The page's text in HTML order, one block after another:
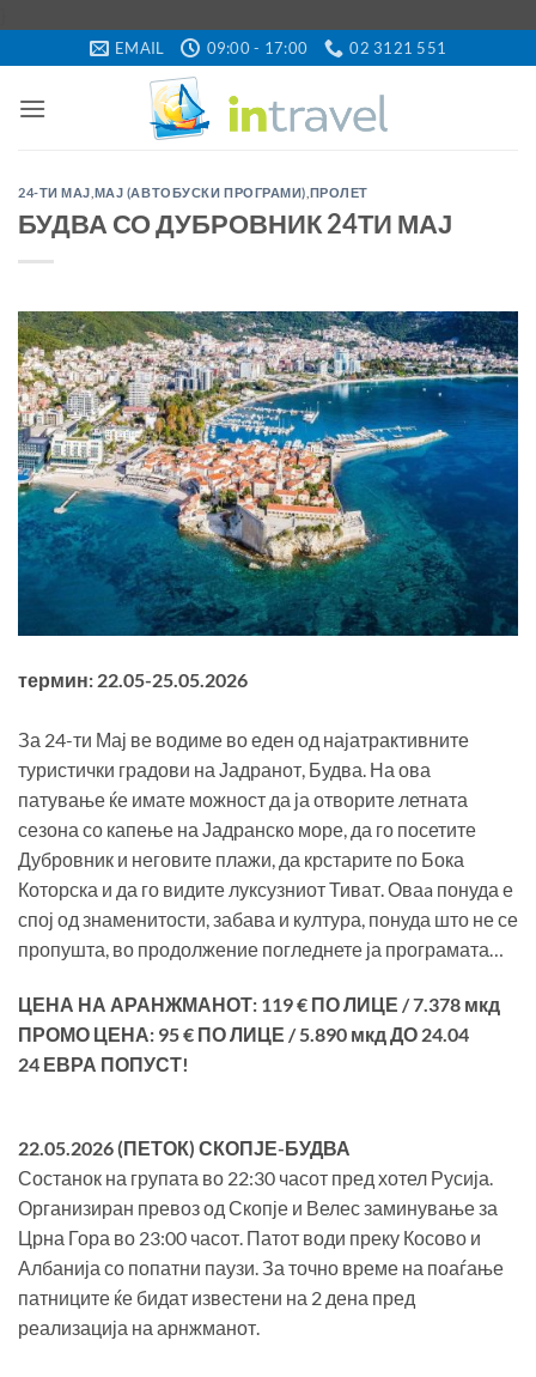
content
EMAIL 09:00 - 17:00 02 3121 551
24-ТИ МАЈ МАЈ (АВТОБУСКИ ПРОГРАМИ) ПРОЛЕТ
БУДВА СО ДУБРОВНИК 24ТИ МАЈ
термин: 22.05-25.05.2026
За 24-ти Мај ве водиме во еден од најатрактивните
туристички градови на Јадранот, Будва. На ова
патување ќе имате можност да ја отворите летната
сезона со капење на Јадранско море, да го посетите
Дубровник и неговите плажи, да крстарите по Бока
Которска и да го видите луксузниот Тиват. Оваa понуда е
спој од знаменитости, забава и култура, понуда што не се
пропушта, во продолжение погледнете ја програмата…
ЦЕНА НА АРАНЖМАНОТ: 119 € ПО ЛИЦЕ / 7.378 мкд
ПРОМО ЦЕНА: 95 € ПО ЛИЦЕ / 5.890 мкд ДО 24.04
24 ЕВРА ПОПУСТ!
22.05.2026 (ПЕТОК) СКОПЈЕ-БУДВА
Состанок на групата во 22:30 часот пред хотел Русија.
Организиран превоз од Скопје и Велес заминување за
Црна Гора во 23:00 часот. Патот води преку Косово и
Албанија со попатни паузи. За точно време на поаѓање
патниците ќе бидат известени на 2 дена пред
реализација на арнжманот.